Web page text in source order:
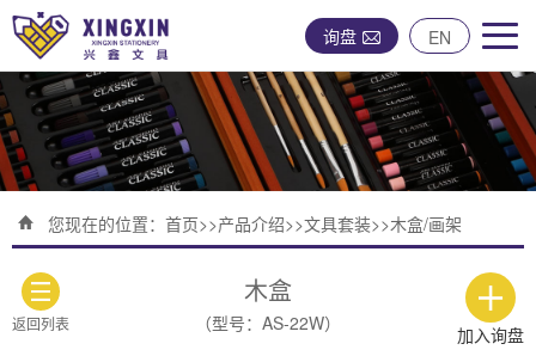
询盘 EN
您现在的位置： 首页>>产品介绍>>文具套装>>木盒/画架
返回列表
木盒
（型号：AS-22W） 加入询盘